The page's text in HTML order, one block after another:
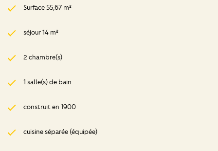
Surface 55,67 m²
séjour 14 m²
2 chambre(s)
1 salle(s) de bain
construit en 1900
cuisine séparée (équipée)